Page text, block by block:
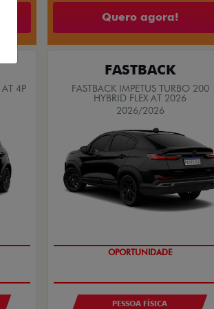
Quero agora!
AT 4P
FASTBACK
FASTBACK IMPETUS TURBO 200
HYBRID FLEX AT 2026
2026/2026
PESSOA FÍSICA